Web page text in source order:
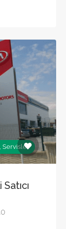
Servisler